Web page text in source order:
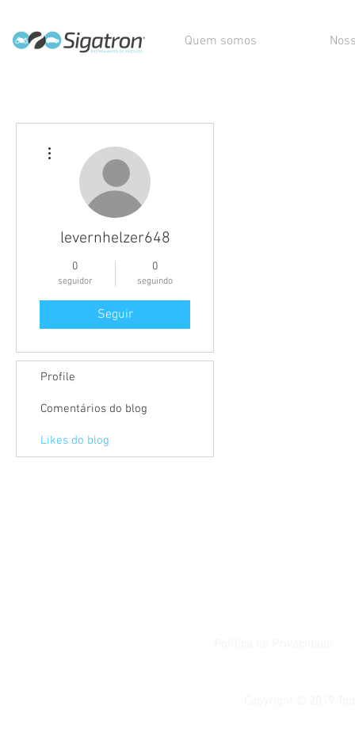
Quem somos
levernhelzer648
0
seguidor
0
seguindo
Seguir
Profile
Comentários do blog
Likes do blog